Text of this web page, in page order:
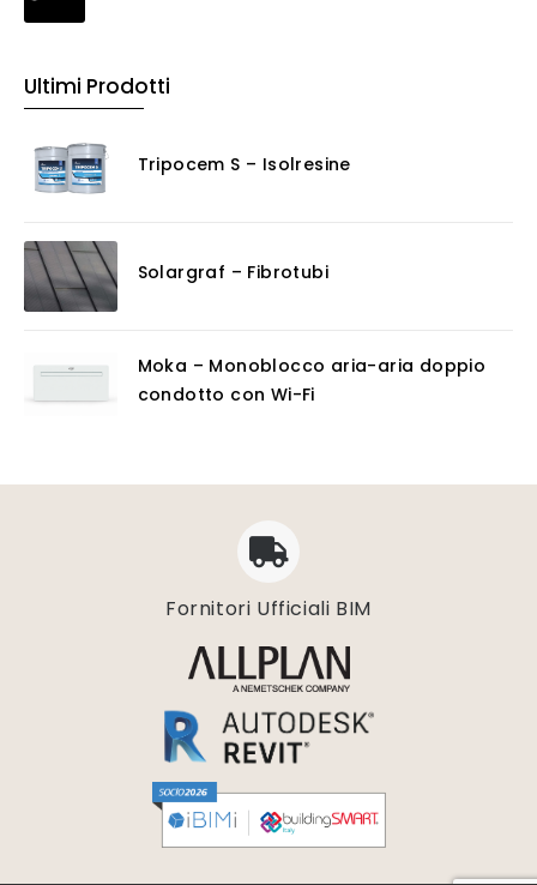
Ultimi Prodotti
Tripocem S – Isolresine
Solargraf – Fibrotubi
Moka – Monoblocco aria-aria doppio
condotto con Wi-Fi
Fornitori Ufficiali BIM